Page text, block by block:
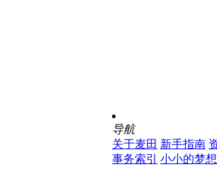
导航
关于麦田 新手指南
事务索引
小小的梦想